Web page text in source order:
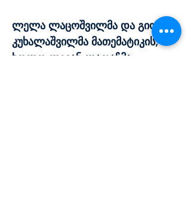
ლელა ლაცოშვილმა და გიორგი
კუხალაშვილმა მათემატიკის,
ხოლო ლევან ლაფაჩმა